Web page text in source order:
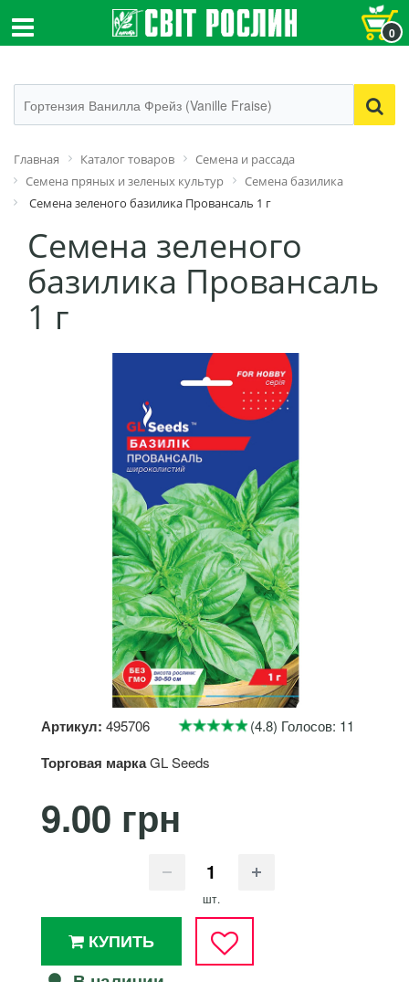
0
Главная Каталог товаров
Семена и рассада
Семена пряных и зеленых культур
Семена базилика
Семена зеленого базилика Провансаль 1 г
Семена зеленого
базилика Провансаль
1 г
Артикул: 495706 (4.8) Голосов: 11
Торговая маркаGL Seeds
9.00 грн
шт.
КУПИТЬ